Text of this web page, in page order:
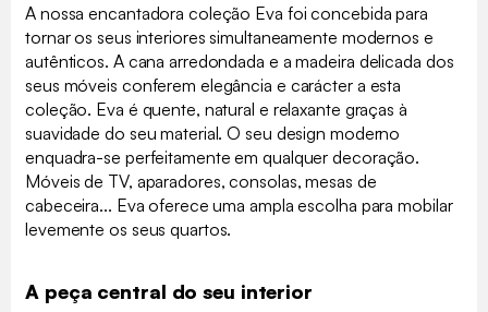
A nossa encantadora coleção Eva foi concebida para
tornar os seus interiores simultaneamente modernos e
autênticos. A cana arredondada e a madeira delicada dos
seus móveis conferem elegância e carácter a esta
coleção. Eva é quente, natural e relaxante graças à
suavidade do seu material. O seu design moderno
enquadra-se perfeitamente em qualquer decoração.
Móveis de TV, aparadores, consolas, mesas de
cabeceira... Eva oferece uma ampla escolha para mobilar
levemente os seus quartos.
A peça central do seu interior